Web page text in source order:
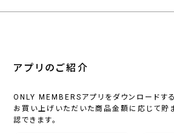
アプリのご紹介
ONLY MEMBERSアプリをダウンロードする
お買い上げいただいた商品金額に応じて貯
認できます。